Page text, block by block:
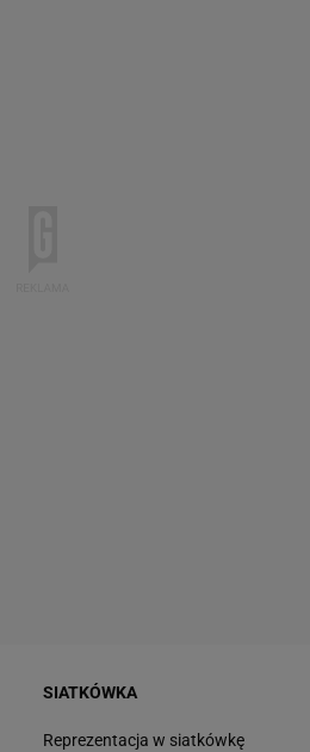
SIATKÓWKA
Reprezentacja w siatkówkę